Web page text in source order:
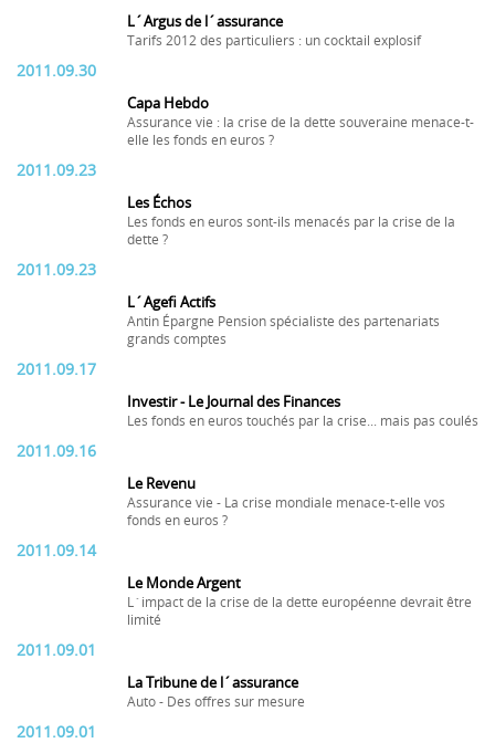
L´Argus de l´assurance
Tarifs 2012 des particuliers : un cocktail explosif
2011.09.30
Capa Hebdo
Assurance vie : la crise de la dette souveraine menace-t-
elle les fonds en euros ?
2011.09.23
Les Échos
Les fonds en euros sont-ils menacés par la crise de la
dette ?
2011.09.23
L´Agefi Actifs
Antin Épargne Pension spécialiste des partenariats
grands comptes
2011.09.17
Investir - Le Journal des Finances
Les fonds en euros touchés par la crise... mais pas coulés
2011.09.16
Le Revenu
Assurance vie - La crise mondiale menace-t-elle vos
fonds en euros ?
2011.09.14
Le Monde Argent
L´impact de la crise de la dette européenne devrait être
limité
2011.09.01
La Tribune de l´assurance
Auto - Des offres sur mesure
2011.09.01